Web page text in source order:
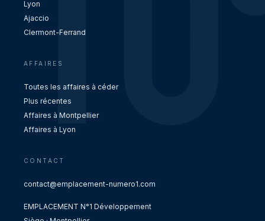
Lyon
Ajaccio
Clermont-Ferrand
AFFAIRES
Toutes les affaires à céder
Plus récentes
Affaires à Montpellier
Affaires à Lyon
CONTACT
contact@emplacement-numero1.com
EMPLACEMENT N°1 Développement